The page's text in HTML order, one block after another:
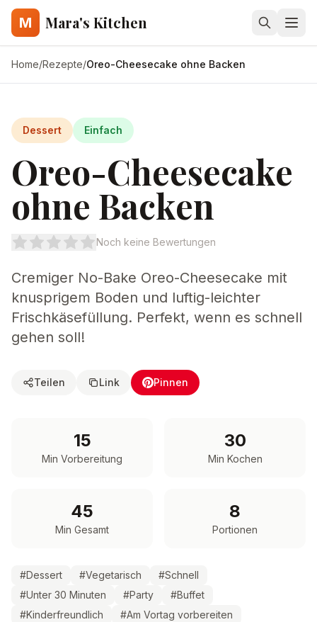
M Mara's Kitchen
Home/Rezepte/Oreo-Cheesecake ohne Backen
Dessert Einfach
Oreo-Cheesecake
ohne Backen
Noch keine Bewertungen
Cremiger No-Bake Oreo-Cheesecake mit
knusprigem Boden und luftig-leichter
Frischkäsefüllung. Perfekt, wenn es schnell
gehen soll!
Teilen Link Pinnen
15
Min Vorbereitung
30
Min Kochen
45
Min Gesamt
8
Portionen
#Dessert #Vegetarisch #Schnell
#Unter 30 Minuten #Party #Buffet
#Kinderfreundlich #Am Vortag vorbereiten